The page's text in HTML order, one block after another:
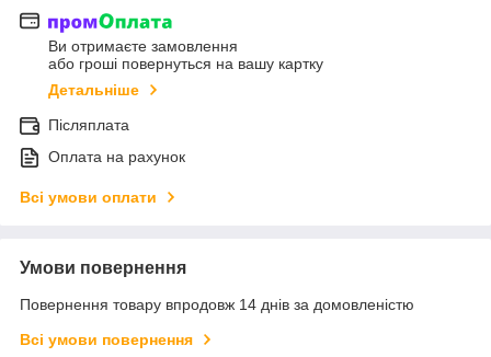
Ви отримаєте замовлення
або гроші повернуться на вашу картку
Детальніше
Післяплата
Оплата на рахунок
Всі умови оплати
Умови повернення
Повернення товару впродовж 14 днів за домовленістю
Всі умови повернення